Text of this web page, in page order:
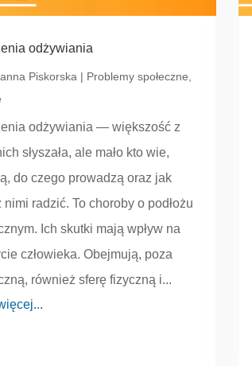
odżywiania
Piskorska | Problemy społeczne,
odżywiania — większość z
słyszała, ale mało kto wie,
do czego prowadzą oraz jak
nimi radzić. To choroby o podłożu
Ich skutki mają wpływ na
człowieka. Obejmują, poza
również sferę fizyczną i...